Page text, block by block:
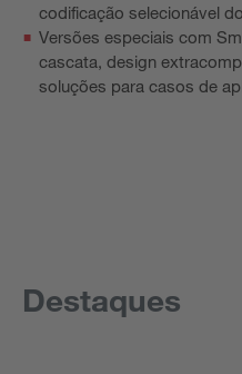
codificação selecionável
Versões especiais com
cascata, design
soluções para casos de
Destaques